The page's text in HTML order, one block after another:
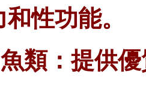
性功能。
類：提供